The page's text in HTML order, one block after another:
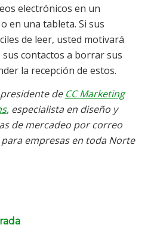
electrónicos en un
en una tableta. Si sus
de leer, usted motivará
contactos a borrar sus
la recepción de estos.
presidente de CC Marketing
, especialista en diseño y
de mercadeo por correo
empresas en toda Norte